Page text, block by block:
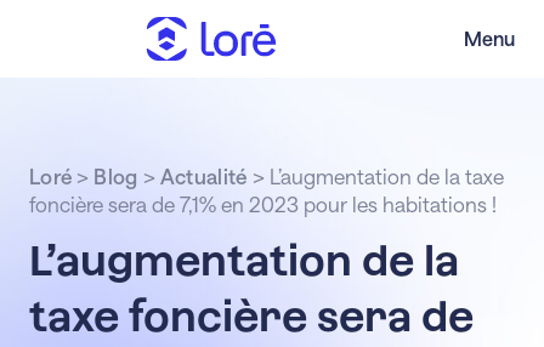
Menu
L’augmentation de la
taxe foncière sera de
Loré > Blog > Actualité > L’augmentation de la taxe
foncière sera de 7,1% en 2023 pour les habitations !